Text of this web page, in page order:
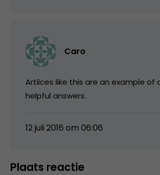
Caro
Artilces like this are an example of
helpful answers.
12 juli 2016 om 06:06
Plaats reactie